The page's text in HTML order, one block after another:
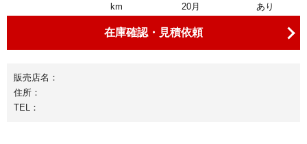
km
20月
あり
在庫確認・見積依頼
販売店名：
住所：
TEL：